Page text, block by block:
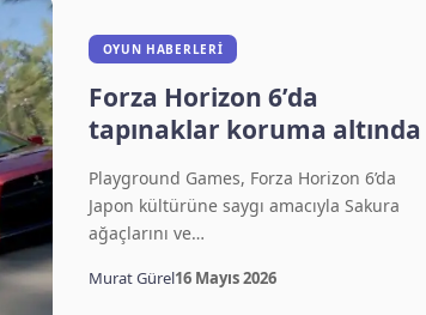
OYUN HABERLERI
Forza Horizon 6’da
tapınaklar koruma altında
Playground Games, Forza Horizon 6’da
Japon kültürüne saygı amacıyla Sakura
ağaçlarını ve…
Murat Gürel16 Mayıs 2026